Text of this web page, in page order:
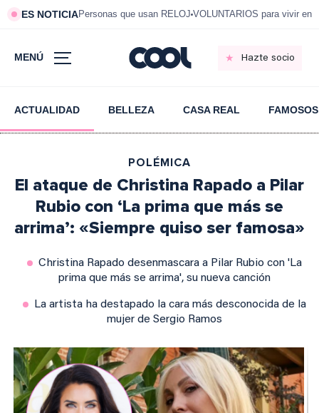
ES NOTICIAPersonas que usan RELOJ VOLUNTARIOS para vivir en
MENÚ Hazte socio
ACTUALIDAD BELLEZA CASA REAL FAMOSOS
POLÉMICA
El ataque de Christina Rapado a Pilar
Rubio con ‘La prima que más se
arrima’: «Siempre quiso ser famosa»
Christina Rapado desenmascara a Pilar Rubio con 'La
prima que más se arrima', su nueva canción
La artista ha destapado la cara más desconocida de la
mujer de Sergio Ramos